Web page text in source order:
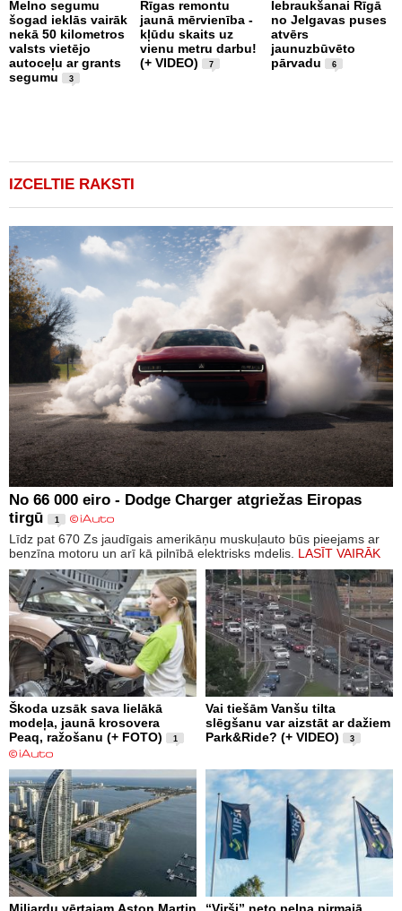
Melno segumu
šogad ieklās vairāk
nekā 50 kilometros
valsts vietējo
autoceļu ar grants
segumu
3
Rīgas remontu
jaunā mērvienība -
kļūdu skaits uz
vienu metru darbu!
(+ VIDEO)
7
Iebraukšanai Rīgā
no Jelgavas puses
atvērs
jaunuzbūvēto
pārvadu
6
IZCELTIE RAKSTI
No 66 000 eiro - Dodge Charger atgriežas Eiropas
tirgū
1
Līdz pat 670 Zs jaudīgais amerikāņu muskuļauto būs pieejams ar
benzīna motoru un arī kā pilnībā elektrisks mdelis. LASĪT VAIRĀK
Škoda uzsāk sava lielākā
modeļa, jaunā krosovera
Peaq, ražošanu (+ FOTO)
1
Vai tiešām Vanšu tilta
slēgšanu var aizstāt ar dažiem
Park&Ride? (+ VIDEO)
3